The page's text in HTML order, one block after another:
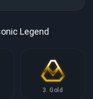
Legend
3. Gold